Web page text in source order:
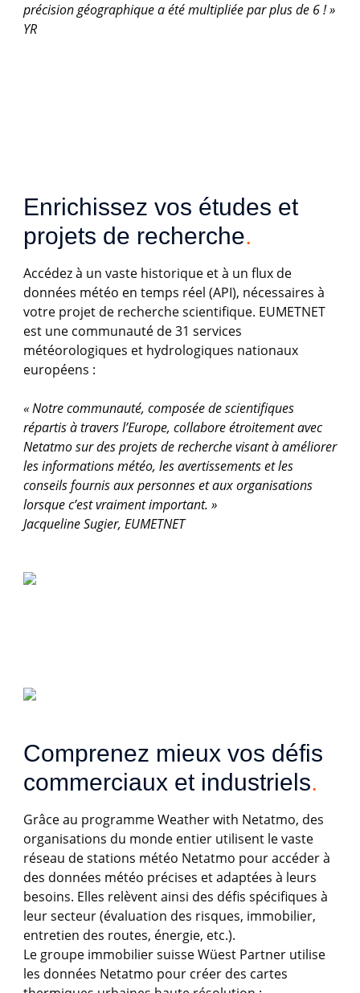
précision géographique a été multipliée par plus de 6 ! »​
YR
Enrichissez vos études et
projets de recherche.
Accédez à un vaste historique et à un flux de
données météo en temps réel (API), nécessaires à
votre projet de recherche scientifique. EUMETNET
est une communauté de 31 services
météorologiques et hydrologiques nationaux
européens :
« Notre communauté, composée de scientifiques
répartis à travers l’Europe, collabore étroitement avec
Netatmo sur des projets de recherche visant à améliorer
les informations météo, les avertissements et les
conseils fournis aux personnes et aux organisations
lorsque c’est vraiment important. »
Jacqueline Sugier, EUMETNET
Comprenez mieux vos défis
commerciaux et industriels.
Grâce au programme Weather with Netatmo, des
organisations du monde entier utilisent le vaste
réseau de stations météo Netatmo pour accéder à
des données météo précises et adaptées à leurs
besoins. Elles relèvent ainsi des défis spécifiques à
leur secteur (évaluation des risques, immobilier,
entretien des routes, énergie, etc.).
Le groupe immobilier suisse Wüest Partner utilise
les données Netatmo pour créer des cartes